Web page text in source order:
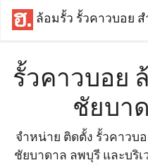
ล้อมรั้ว รั้วคาวบอย
รั้วคาวบอย
ชัยบา
จำหน่าย ติดตั้ง รั้วคาวบ
ชัยบาดาล ลพบุรี และบริ